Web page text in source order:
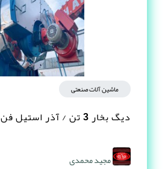
ماشین آلات صنعتی
دیگ بخار 3 تن / آذر استیل فن آوران
مجید محمدی